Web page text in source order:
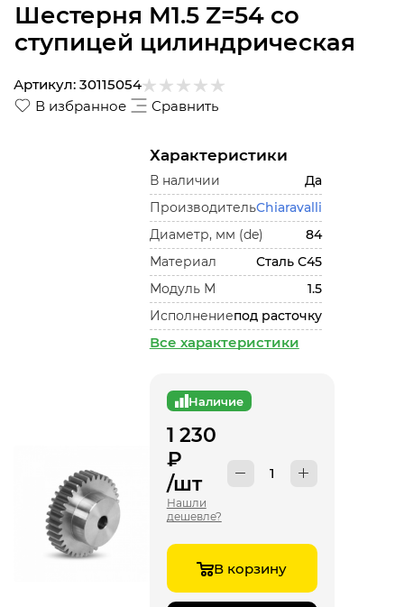
Шестерня M1.5 Z=54 со
ступицей цилиндрическая
В избранное Сравнить
Артикул: 30115054
Характеристики
В наличии
Да
ПроизводительChiaravalli
Диаметр, мм (de)
84
Материал
Сталь С45
Модуль М
1.5
Исполнениепод расточку
Все характеристики
Наличие
1 230
₽
/шт
Нашли
дешевле?
В корзину